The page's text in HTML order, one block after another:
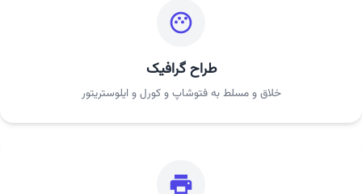
طراح گرافیک
خلاق و مسلط به فتوشاپ و کورل و ایلوستریتور